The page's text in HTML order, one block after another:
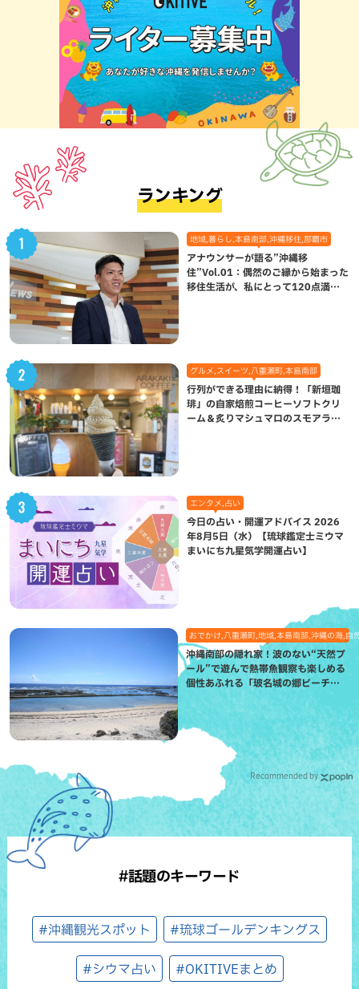
ランキング
地域,暮らし,本島南部,沖縄移住,那覇市
アナウンサーが語る”沖縄移
住”Vol.01：偶然のご縁から始まった
移住生活が、私にとって120点満点
グルメ,スイーツ,八重瀬町,本島南部
行列ができる理由に納得！「新垣珈
琲」の自家焙煎コーヒーソフトクリ
ーム＆炙りマシュマロのスモアラテ
エンタメ,占い
今日の占い・開運アドバイス 2026
年8月5日（水）【琉球鑑定士ミウマ
まいにち九星気学開運占い】
おでかけ,八重瀬町,地域,本島南部,沖縄の海,自
沖縄南部の隠れ家！波のない“天然プ
ール”で遊んで熱帯魚観察も楽しめる
個性あふれる「玻名城の郷ビーチ」
（八重瀬町）
Recommended by
#話題のキーワード
#沖縄観光スポット #琉球ゴールデンキングス
#シウマ占い #OKITIVEまとめ